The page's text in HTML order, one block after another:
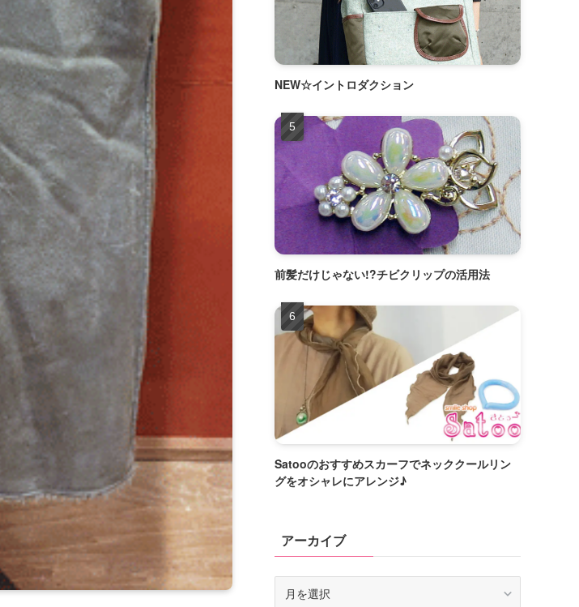
NEW☆イントロダクション
前髪だけじゃない!?チビクリップの活用法
Satooのおすすめスカーフでネッククールリン
グをオシャレにアレンジ♪
アーカイブ